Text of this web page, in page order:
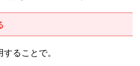
ることで。